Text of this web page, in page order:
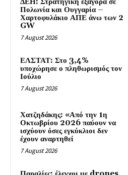
ΔΕΗ: Στρατηγική εξαγορά σε
Πολωνία και Ουγγαρία –
Χαρτοφυλάκιο ΑΠΕ άνω των 2
GW
7 August 2026
ΕΛΣΤΑΤ: Στο 3,4%
υποχώρησε ο πληθωρισμός τον
Ιούλιο
7 August 2026
Χατζηδάκης: «Από την 1η
Οκτωβρίου 2026 παύουν να
ισχύουν όσες εγκύκλιοι δεν
έχουν αναρτηθεί
7 August 2026